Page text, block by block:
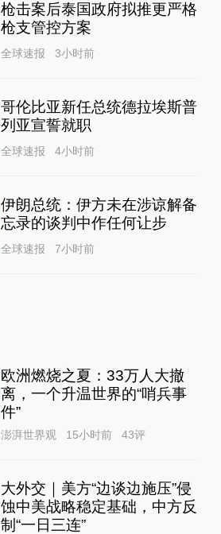
枪击案后泰国政府拟推更严格
枪支管控方案
全球速报 3小时前
哥伦比亚新任总统德拉埃斯普
列亚宣誓就职
全球速报 4小时前
伊朗总统：伊方未在涉谅解备
忘录的谈判中作任何让步
全球速报 7小时前
欧洲燃烧之夏：33万人大撤
离，一个升温世界的“哨兵事
件”
澎湃世界观 15小时前 43评
大外交｜美方“边谈边施压”侵
蚀中美战略稳定基础，中方反
制“一日三连”